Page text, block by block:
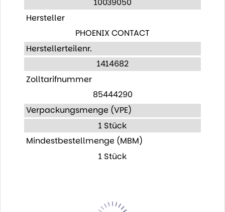
10039050
Hersteller
PHOENIX CONTACT
Herstellerteilenr.
1414682
Zolltarifnummer
85444290
Verpackungsmenge (VPE)
1 Stück
Mindestbestellmenge (MBM)
1 Stück